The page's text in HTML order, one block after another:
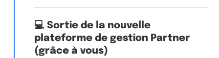
💻 Sortie de la nouvelle
plateforme de gestion Partner
(grâce à vous)